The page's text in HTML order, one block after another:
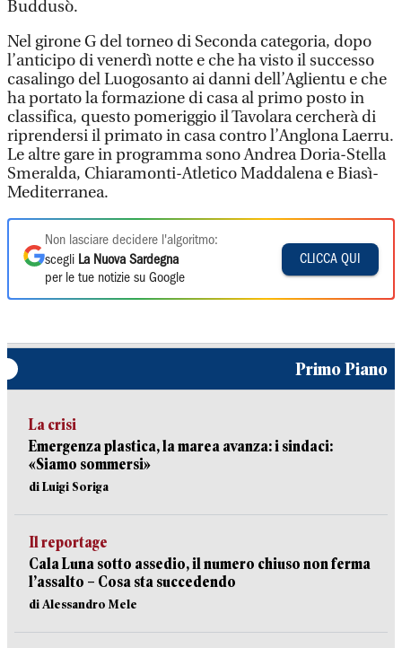
Buddusò.
Nel girone G del torneo di Seconda categoria, dopo
l’anticipo di venerdì notte e che ha visto il successo
casalingo del Luogosanto ai danni dell’Aglientu e che
ha portato la formazione di casa al primo posto in
classifica, questo pomeriggio il Tavolara cercherà di
riprendersi il primato in casa contro l’Anglona Laerru.
Le altre gare in programma sono Andrea Doria-Stella
Smeralda, Chiaramonti-Atletico Maddalena e Biasì-
Mediterranea.
Non lasciare decidere l'algoritmo:
scegli La Nuova Sardegna
per le tue notizie su Google
CLICCA QUI
Primo Piano
La crisi
Emergenza plastica, la marea avanza: i sindaci:
«Siamo sommersi»
di Luigi Soriga
Il reportage
Cala Luna sotto assedio, il numero chiuso non ferma
l’assalto – Cosa sta succedendo
di Alessandro Mele